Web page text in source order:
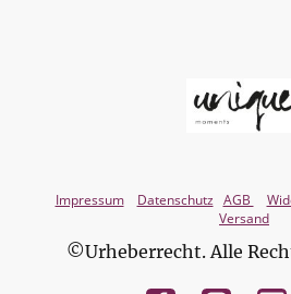
Impressum Datenschutz AGB
Versand
©Urheberrecht. Alle